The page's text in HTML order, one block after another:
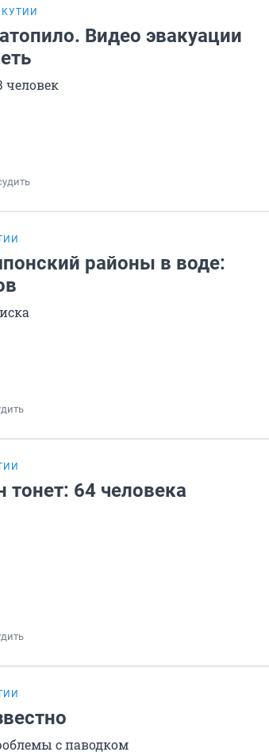
Видео эвакуации
человек
районы в воде:
64 человека
с паводком